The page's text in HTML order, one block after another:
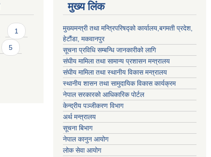
1
5
मुख्य लिंक
मुख्यमन्त्री तथा मन्त्रिपरिषद्को कार्यालय,बगमती प्रदेश,
हेटौंडा, मकवानपुर
सूचना प्रविधि सम्बन्धि जानकारीको लागि
संघीय मामिला तथा सामान्य प्रशासन मन्त्रालय
संघीय मामिला तथा स्थानीय विकास मन्त्रालय
स्थानीय शासन तथा सामुदायिक विकास कार्यक्रम
नेपाल सरकारको आधिकारिक पोर्टल
केन्द्रीय पञ्जीकरण विभाग
अर्थ मन्त्रालय
सूचना बिभाग
नेपाल कानुन आयोग
लोक सेवा आयोग